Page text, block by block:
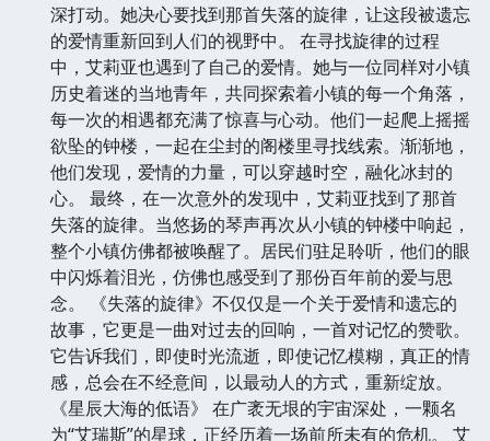
深打动。她决心要找到那首失落的旋律，让这段被遗忘
的爱情重新回到人们的视野中。 在寻找旋律的过程
中，艾莉亚也遇到了自己的爱情。她与一位同样对小镇
历史着迷的当地青年，共同探索着小镇的每一个角落，
每一次的相遇都充满了惊喜与心动。他们一起爬上摇摇
欲坠的钟楼，一起在尘封的阁楼里寻找线索。渐渐地，
他们发现，爱情的力量，可以穿越时空，融化冰封的
心。 最终，在一次意外的发现中，艾莉亚找到了那首
失落的旋律。当悠扬的琴声再次从小镇的钟楼中响起，
整个小镇仿佛都被唤醒了。居民们驻足聆听，他们的眼
中闪烁着泪光，仿佛也感受到了那份百年前的爱与思
念。 《失落的旋律》不仅仅是一个关于爱情和遗忘的
故事，它更是一曲对过去的回响，一首对记忆的赞歌。
它告诉我们，即使时光流逝，即使记忆模糊，真正的情
感，总会在不经意间，以最动人的方式，重新绽放。
《星辰大海的低语》 在广袤无垠的宇宙深处，一颗名
为“艾瑞斯”的星球，正经历着一场前所未有的危机。 艾